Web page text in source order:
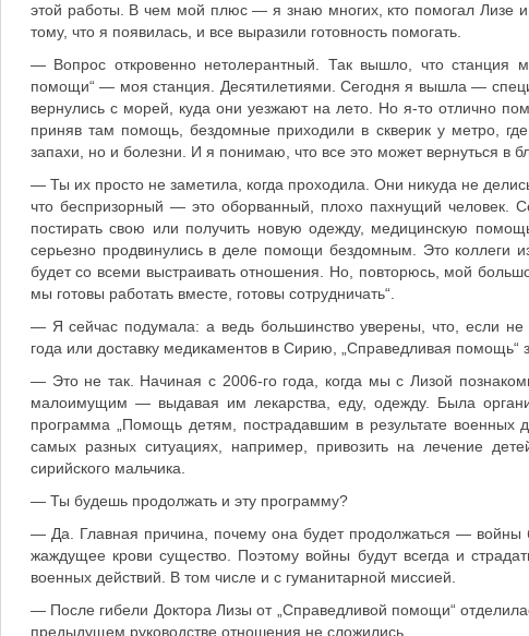
этой работы. В чем мой плюс — я знаю многих, кто помогал Лизе
тому, что я появилась, и все выразили готовность помогать.
— Вопрос откровенно нетолерантный. Так вышло, что станция
помощи“ — моя станция. Десятилетиями. Сегодня я вышла —
вернулись с морей, куда они уезжают на лето. Но я-то отлично
приняв там помощь, бездомные приходили в скверик у метро,
запахи, но и болезни. И я понимаю, что все это может вернуться в
— Ты их просто не заметила, когда проходила. Они никуда не
что беспризорный — это оборванный, плохо пахнущий человек.
постирать свою или получить новую одежду, медицинскую
серьезно продвинулись в деле помощи бездомным. Это коллеги
будет со всеми выстраивать отношения. Но, повторюсь, мой
мы готовы работать вместе, готовы сотрудничать“.
— Я сейчас подумала: а ведь большинство уверены, что, если
года или доставку медикаментов в Сирию, „Справедливая помощь“
— Это не так. Начиная с 2006-го года, когда мы с Лизой
малоимущим — выдавая им лекарства, еду, одежду. Была
программа „Помощь детям, пострадавшим в результате военных
самых разных ситуациях, например, привозить на лечение
сирийского мальчика.
— Ты будешь продолжать и эту программу?
— Да. Главная причина, почему она будет продолжаться — войны
жаждущее крови существо. Поэтому войны будут всегда и
военных действий. В том числе и с гуманитарной миссией.
— После гибели Доктора Лизы от „Справедливой помощи“
предыдущем руководстве отношения не сложились...